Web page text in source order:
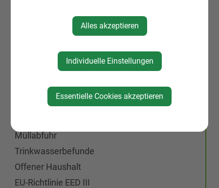
Dokumente & Formulare
JA zu Glasfaser
Öffnungszeiten
Müllabfuhr
Trinkwasserbefunde
Offener Haushalt
EU-Richtlinie EED III
Alles akzeptieren
Individuelle Einstellungen
Essentielle Cookies akzeptieren